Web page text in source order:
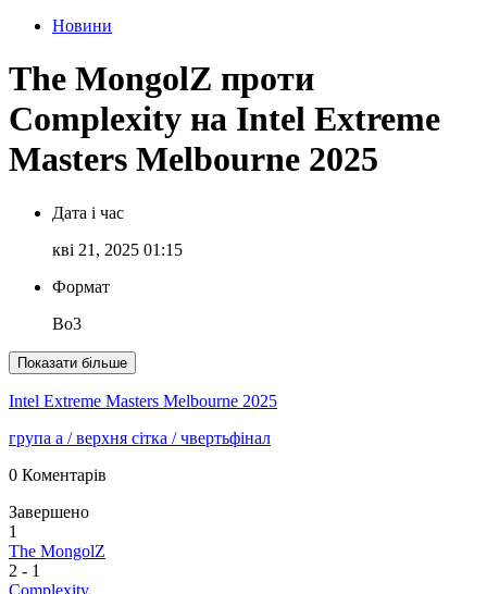
Новини
The MongolZ проти
Complexity на Intel Extreme
Masters Melbourne 2025
Дата і час
кві 21, 2025 01:15
Формат
Bo3
Показати більше
Intel Extreme Masters Melbourne 2025
група a / верхня сітка / чвертьфінал
0 Коментарів
Завершено
1
The MongolZ
2 - 1
Complexity